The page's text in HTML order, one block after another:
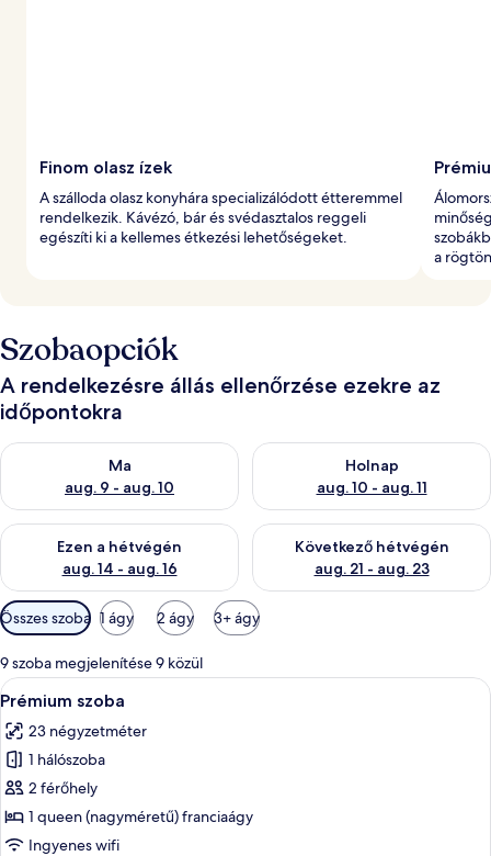
Finom olasz ízek
A szálloda olasz konyhára specializálódott étteremmel
rendelkezik. Kávézó, bár és svédasztalos reggeli
egészíti ki a kellemes étkezési lehetőségeket.
a
Szobaopciók
A rendelkezésre állás ellenőrzése ezekre az
időpontokra
Ma
aug. 9 - aug. 10
A ma esti rendelkezésre állás ellenőrzése: aug. 9 - aug. 10
Holnap
aug. 10 - aug. 11
A holnapi rendelkezésre állás
Ezen a hétvégén
aug. 14 - aug. 16
A mostani hétvégi rendelkezésre állás ellenőrzése: aug. 14 -
Következő hétvégén
aug. 21 - aug. 23
A következő hétvégi
Szobákhoz
rendelkezésre
álló
szűrők
Összes szoba 1 ágy 2 ágy 3+ ágy
9 szoba megjelenítése 9 közül
A
következő
szoba
összes
képének
megtekintése:
Prémium
Egy modern szállodai szoba,
5
Prémium szoba
23 négyzetméter
1 hálószoba
2 férőhely
1 queen (nagyméretű) franciaágy
Ingyenes wifi